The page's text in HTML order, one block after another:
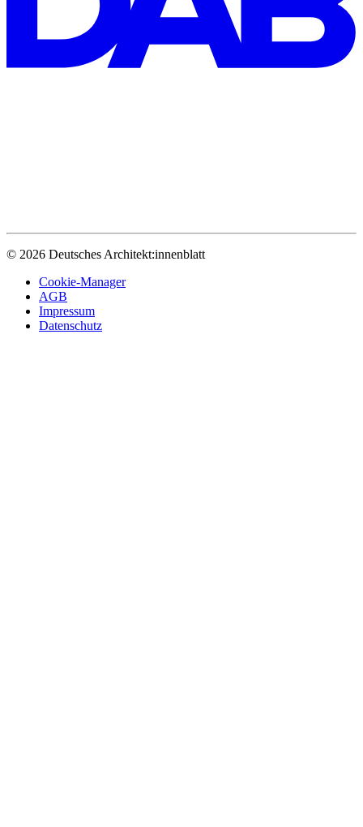
© 2026 Deutsches Architekt:innenblatt
Cookie-Manager
AGB
Impressum
Datenschutz